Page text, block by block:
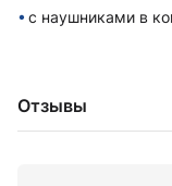
с наушниками в
Отзывы